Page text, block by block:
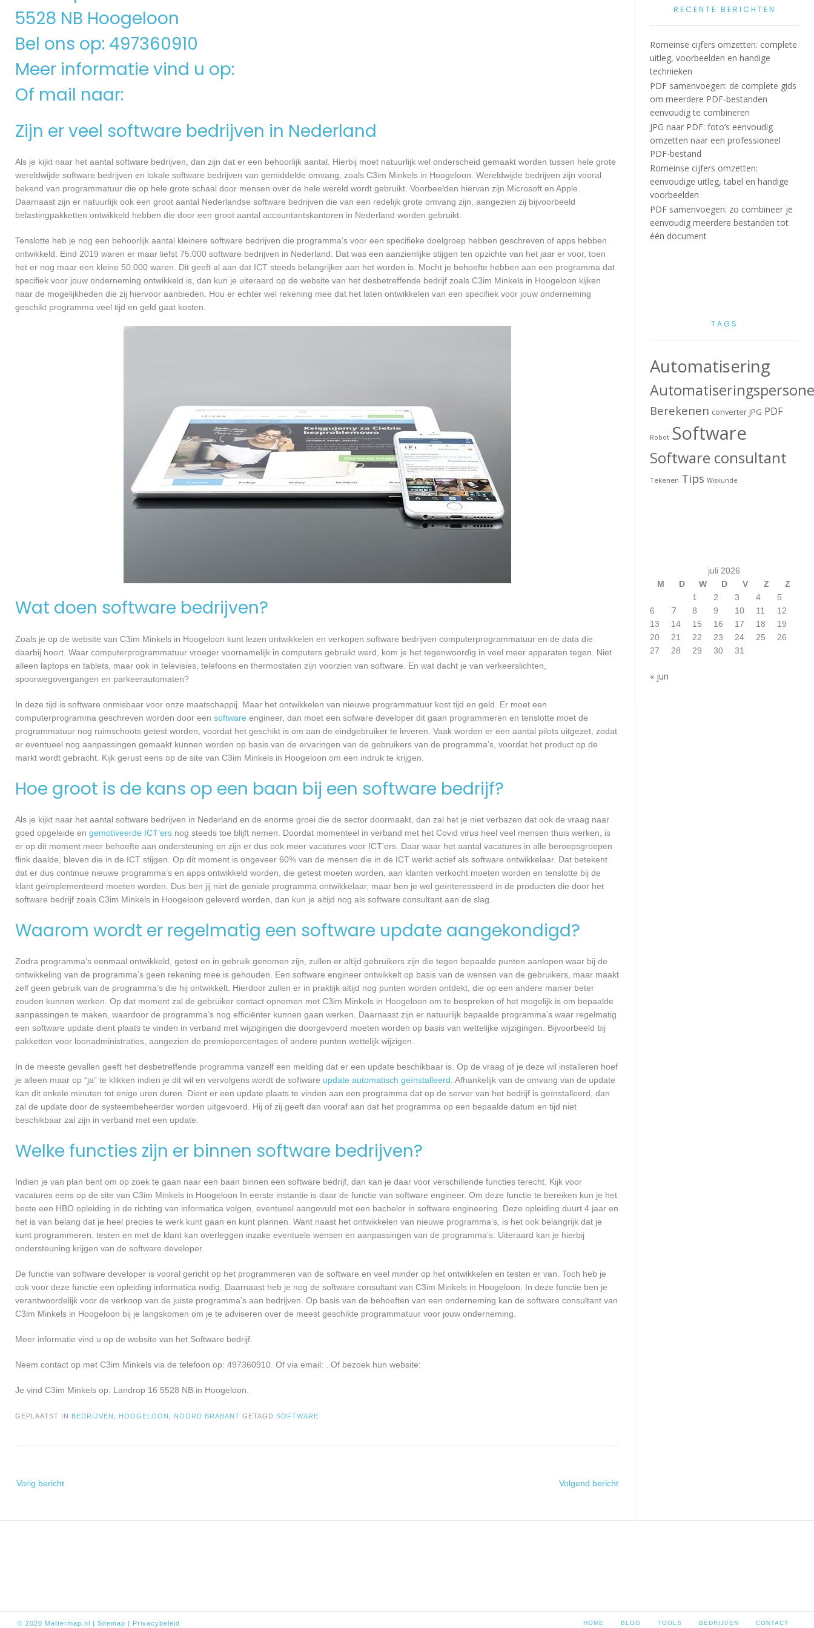
5528 NB Hoogeloon
Bel ons op: 497360910
Meer informatie vind u op:
Of mail naar:
Zijn er veel software bedrijven in Nederland
Als je kijkt naar het aantal software bedrijven, dan zijn dat er een behoorlijk aantal. Hierbij moet natuurlijk wel onderscheid gemaakt worden tussen hele grote
wereldwijde software bedrijven en lokale software bedrijven van gemiddelde omvang, zoals C3im Minkels in Hoogeloon. Wereldwijde bedrijven zijn vooral
bekend van programmatuur die op hele grote schaal door mensen over de hele wereld wordt gebruikt. Voorbeelden hiervan zijn Microsoft en Apple.
Daarnaast zijn er natuurlijk ook een groot aantal Nederlandse software bedrijven die van een redelijk grote omvang zijn, aangezien zij bijvoorbeeld
belastingpakketten ontwikkeld hebben die door een groot aantal accountantskantoren in Nederland worden gebruikt.
Tenslotte heb je nog een behoorlijk aantal kleinere software bedrijven die programma’s voor een specifieke doelgroep hebben geschreven of apps hebben
ontwikkeld. Eind 2019 waren er maar liefst 75.000 software bedrijven in Nederland. Dat was een aanzienlijke stijgen ten opzichte van het jaar er voor, toen
het er nog maar een kleine 50.000 waren. Dit geeft al aan dat ICT steeds belangrijker aan het worden is. Mocht je behoefte hebben aan een programma dat
specifiek voor jouw onderneming ontwikkeld is, dan kun je uiteraard op de website van het desbetreffende bedrijf zoals C3im Minkels in Hoogeloon kijken
naar de mogelijkheden die zij hiervoor aanbieden. Hou er echter wel rekening mee dat het laten ontwikkelen van een specifiek voor jouw onderneming
geschikt programma veel tijd en geld gaat kosten.
Wat doen software bedrijven?
Zoals je op de website van C3im Minkels in Hoogeloon kunt lezen ontwikkelen en verkopen software bedrijven computerprogrammatuur en de data die
daarbij hoort. Waar computerprogrammatuur vroeger voornamelijk in computers gebruikt werd, kom je het tegenwoordig in veel meer apparaten tegen. Niet
alleen laptops en tablets, maar ook in televisies, telefoons en thermostaten zijn voorzien van software. En wat dacht je van verkeerslichten,
spoorwegovergangen en parkeerautomaten?
In deze tijd is software onmisbaar voor onze maatschappij. Maar het ontwikkelen van nieuwe programmatuur kost tijd en geld. Er moet een
computerprogramma geschreven worden door een software engineer, dan moet een sofware developer dit gaan programmeren en tenslotte moet de
programmatuur nog ruimschoots getest worden, voordat het geschikt is om aan de eindgebruiker te leveren. Vaak worden er een aantal pilots uitgezet, zodat
er eventueel nog aanpassingen gemaakt kunnen worden op basis van de ervaringen van de gebruikers van de programma’s, voordat het product op de
markt wordt gebracht. Kijk gerust eens op de site van C3im Minkels in Hoogeloon om een indruk te krijgen.
Hoe groot is de kans op een baan bij een software bedrijf?
Als je kijkt naar het aantal software bedrijven in Nederland en de enorme groei die de sector doormaakt, dan zal het je niet verbazen dat ook de vraag naar
goed opgeleide en gemotiveerde ICT’ers nog steeds toe blijft nemen. Doordat momenteel in verband met het Covid virus heel veel mensen thuis werken, is
er op dit moment meer behoefte aan ondersteuning en zijn er dus ook meer vacatures voor ICT’ers. Daar waar het aantal vacatures in alle beroepsgroepen
flink daalde, bleven die in de ICT stijgen. Op dit moment is ongeveer 60% van de mensen die in de ICT werkt actief als software ontwikkelaar. Dat betekent
dat er dus continue nieuwe programma’s en apps ontwikkeld worden, die getest moeten worden, aan klanten verkocht moeten worden en tenslotte bij de
klant geïmplementeerd moeten worden. Dus ben jij niet de geniale programma ontwikkelaar, maar ben je wel geïnteresseerd in de producten die door het
software bedrijf zoals C3im Minkels in Hoogeloon geleverd worden, dan kun je altijd nog als software consultant aan de slag.
Waarom wordt er regelmatig een software update aangekondigd?
Zodra programma’s eenmaal ontwikkeld, getest en in gebruik genomen zijn, zullen er altijd gebruikers zijn die tegen bepaalde punten aanlopen waar bij de
ontwikkeling van de programma’s geen rekening mee is gehouden. Een software engineer ontwikkelt op basis van de wensen van de gebruikers, maar maakt
zelf geen gebruik van de programma’s die hij ontwikkelt. Hierdoor zullen er in praktijk altijd nog punten worden ontdekt, die op een andere manier beter
zouden kunnen werken. Op dat moment zal de gebruiker contact opnemen met C3im Minkels in Hoogeloon om te bespreken of het mogelijk is om bepaalde
aanpassingen te maken, waardoor de programma’s nog efficiënter kunnen gaan werken. Daarnaast zijn er natuurlijk bepaalde programma’s waar regelmatig
een software update dient plaats te vinden in verband met wijzigingen die doorgevoerd moeten worden op basis van wettelijke wijzigingen. Bijvoorbeeld bij
pakketten voor loonadministraties, aangezien de premiepercentages of andere punten wettelijk wijzigen.
In de meeste gevallen geeft het desbetreffende programma vanzelf een melding dat er een update beschikbaar is. Op de vraag of je deze wil installeren hoef
je alleen maar op “ja” te klikken indien je dit wil en vervolgens wordt de software update automatisch geïnstalleerd . Afhankelijk van de omvang van de update
kan dit enkele minuten tot enige uren duren. Dient er een update plaats te vinden aan een programma dat op de server van het bedrijf is geïnstalleerd, dan
zal de update door de systeembeheerder worden uitgevoerd. Hij of zij geeft dan vooraf aan dat het programma op een bepaalde datum en tijd niet
beschikbaar zal zijn in verband met een update.
Welke functies zijn er binnen software bedrijven?
Indien je van plan bent om op zoek te gaan naar een baan binnen een software bedrijf, dan kan je daar voor verschillende functies terecht. Kijk voor
vacatures eens op de site van C3im Minkels in Hoogeloon In eerste instantie is daar de functie van software engineer. Om deze functie te bereiken kun je het
beste een HBO opleiding in de richting van informatica volgen, eventueel aangevuld met een bachelor in software engineering. Deze opleiding duurt 4 jaar en
het is van belang dat je heel precies te werk kunt gaan en kunt plannen. Want naast het ontwikkelen van nieuwe programma’s, is het ook belangrijk dat je
kunt programmeren, testen en met de klant kan overleggen inzake eventuele wensen en aanpassingen van de programma’s. Uiteraard kan je hierbij
ondersteuning krijgen van de software developer.
De functie van software developer is vooral gericht op het programmeren van de software en veel minder op het ontwikkelen en testen er van. Toch heb je
ook voor deze functie een opleiding informatica nodig. Daarnaast heb je nog de software consultant van C3im Minkels in Hoogeloon. In deze functie ben je
verantwoordelijk voor de verkoop van de juiste programma’s aan bedrijven. Op basis van de behoeften van een onderneming kan de software consultant van
C3im Minkels in Hoogeloon bij je langskomen om je te adviseren over de meest geschikte programmatuur voor jouw onderneming.
Meer informatie vind u op de website van het Software bedrijf.
Neem contact op met C3im Minkels via de telefoon op: 497360910. Of via email: . Of bezoek hun website:
Je vind C3im Minkels op: Landrop 16 5528 NB in Hoogeloon.
GEPLAATST IN BEDRIJVEN HOOGELOON NOORD BRABANT GETAGD SOFTWARE
navigatie
Vorig bericht Volgend bericht
RECENTE BERICHTEN
Romeinse cijfers omzetten: complete
uitleg, voorbeelden en handige
technieken
PDF samenvoegen: de complete gids
om meerdere PDF-bestanden
eenvoudig te combineren
JPG naar PDF: foto’s eenvoudig
omzetten naar een professioneel
PDF-bestand
Romeinse cijfers omzetten:
eenvoudige uitleg, tabel en handige
voorbeelden
PDF samenvoegen: zo combineer je
eenvoudig meerdere bestanden tot
één document
TAGS
Automatisering
Berekenen converter JPG PDF
Robot Software
Software consultant
Tekenen Tips Wiskunde
juli 2026
M
D W D V Z
Z
1
2 3 4
5
6
7 8 9 10 11
12
13
14 15 16 17 18
19
20
21 22 23 24 25
26
27
28 29 30 31
« jun
© 2020 Mattermap.nl | Sitemap | Privacybeleid HOME BLOG TOOLS BEDRIJVEN CONTACT